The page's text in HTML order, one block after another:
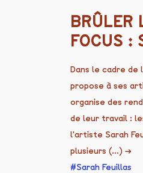
BRÛLER
FOCUS :
Dans le cadre
propose à ses
organise des
de leur travail :
l'artiste Sarah
plusieurs (...) →
Sarah Feuillas